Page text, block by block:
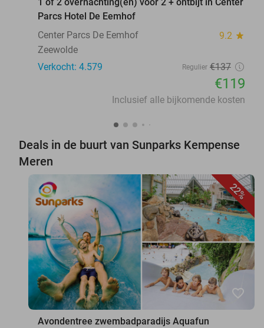
Parcs Hotel De Eemhof
Center Parcs De Eemhof
9.2 star
Zeewolde
Verkocht: 4.579
Regulier €137
€119
Inclusief alle bijkomende kosten
Deals in de buurt van Sunparks Kempense
Meren
22%
favorite_border
Avondentree zwembadparadijs Aquafun